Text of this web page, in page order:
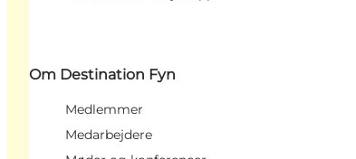
Om Destination Fyn
Medlemmer
Medarbejdere